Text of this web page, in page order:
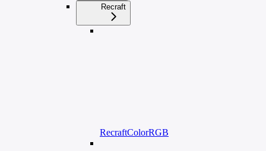
Recraft
RecraftColorRGB